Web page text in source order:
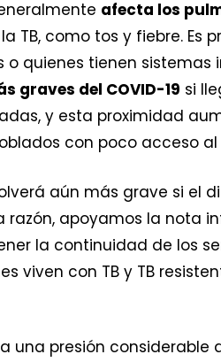
afecta los
TB, como tos y fiebre. Es
quienes tienen sistemas
graves del COVID-19 si
y esta proximidad
con poco acceso
aún más grave si el
razón, apoyamos la nota
la continuidad de los
viven con TB y TB
una presión